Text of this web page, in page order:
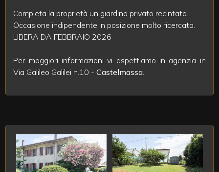
Completa la proprietà un giardino privato recintato.
Occasione indipendente in posizione molto ricercata.
LIBERA DA FEBBRAIO 2026
Per maggiori informazioni vi aspettiamo in agenzia in
Via Galileo Galilei n.10 -Castelmassa.
2
3
5+